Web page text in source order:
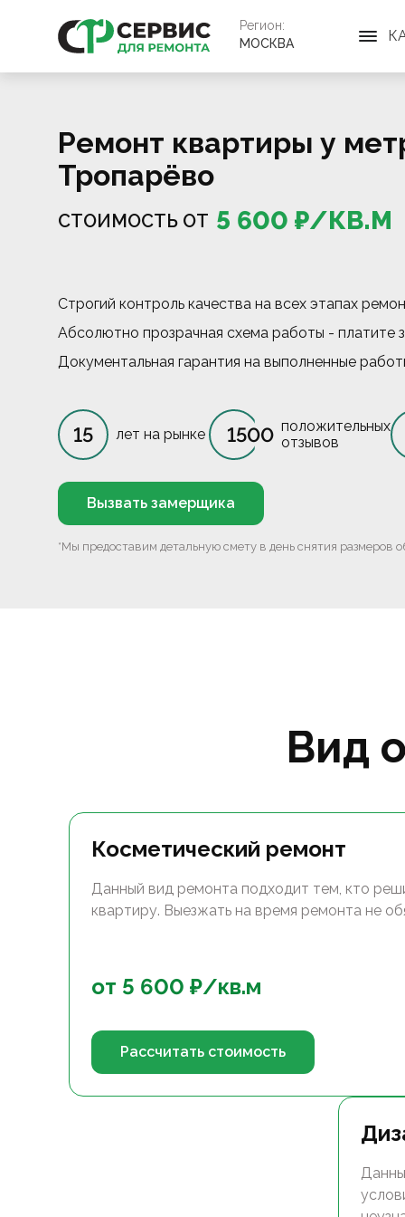
Регион:
МОСКВА
Ремонт квартиры у
Тропарёво
СТОИМОСТЬ ОТ 5 600 ₽/КВ.М
Строгий контроль качества на всех этапах
Абсолютно прозрачная схема работы - платите
Документальная гарантия на выполненные
15 лет на рынке 1500 положительных
отзывов
Вызвать замерщика
*Мы предоставим детальную смету в день снятия размеров
Вид
Косметический ремонт
Данный вид ремонта подходит тем, кто
квартиру. Выезжать на время ремонта не
от 5 600 ₽/кв.м
Рассчитать стоимость